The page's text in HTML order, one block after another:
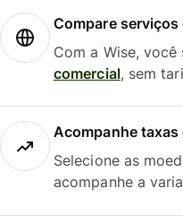
Compare
Com a Wise, você
comercial, sem
Acompanhe taxas
Selecione as
acompanhe a